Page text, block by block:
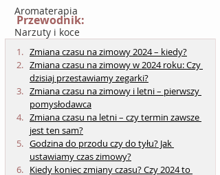
Aromaterapia
Narzuty i koce
Przewodnik:
Zmiana czasu na zimowy 2024 – kiedy?
Zmiana czasu na zimowy w 2024 roku: Czy
dzisiaj przestawiamy zegarki?
Zmiana czasu na zimowy i letni – pierwszy
pomysłodawca
Zmiana czasu na letni – czy termin zawsze
jest ten sam?
Godzina do przodu czy do tyłu? Jak
ustawiamy czas zimowy?
Kiedy koniec zmiany czasu? Czy 2024 to